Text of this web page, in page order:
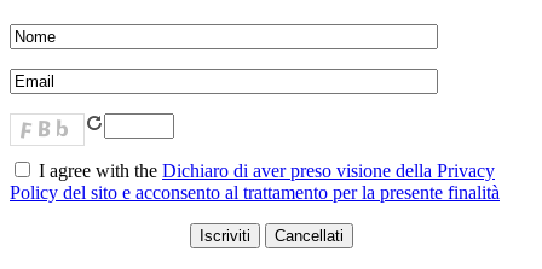
I agree with the Dichiaro di aver preso visione della Privacy
Policy del sito e acconsento al trattamento per la presente finalità